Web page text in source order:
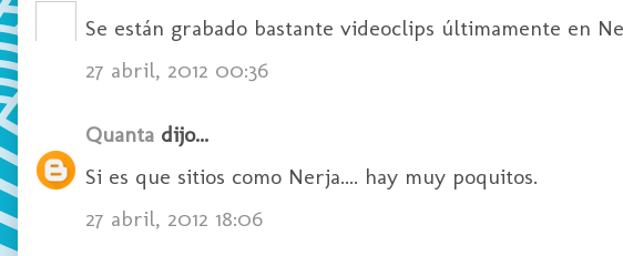
Se están grabado bastante videoclips últimamente en
27 abril, 2012 00:36
Quanta dijo...
Si es que sitios como Nerja.... hay muy poquitos.
27 abril, 2012 18:06